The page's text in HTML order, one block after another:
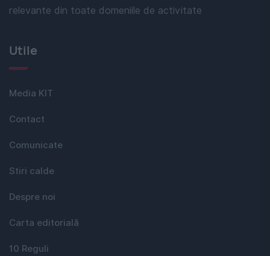
relevante din toate domeniile de activitate
Utile
Media KIT
Contact
Comunicate
Stiri calde
Despre noi
Carta editorială
10 Reguli